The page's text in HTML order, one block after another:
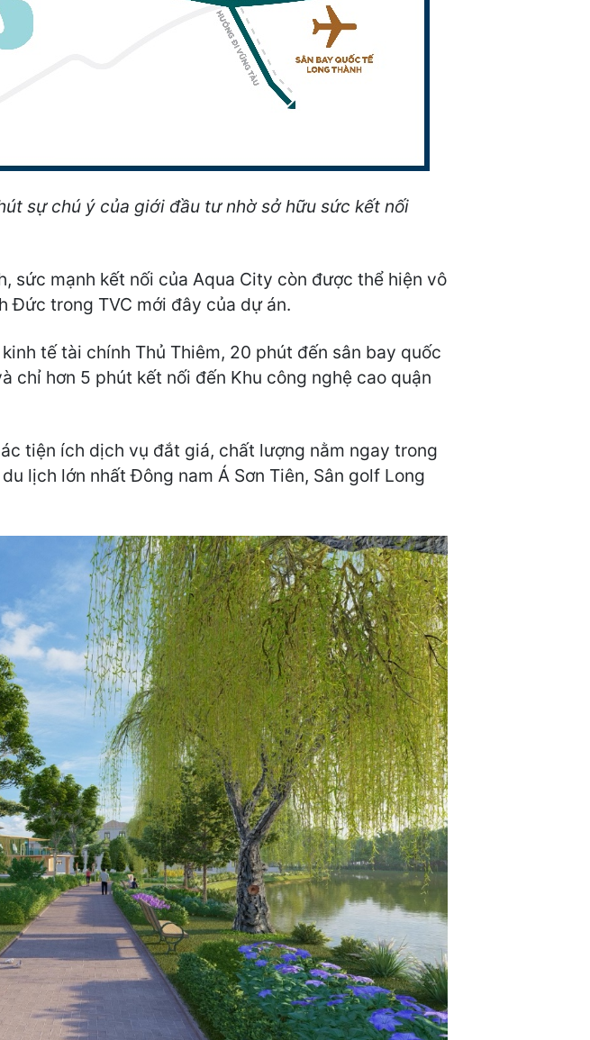
sự chú ý của giới đầu tư nhờ sở hữu sức kết nối
sức mạnh kết nối của Aqua City còn được thể hiện vô
Đức trong TVC mới đây của dự án.
tế tài chính Thủ Thiêm, 20 phút đến sân bay quốc
chỉ hơn 5 phút kết nối đến Khu công nghệ cao quận
tiện ích dịch vụ đắt giá, chất lượng nằm ngay trong
lịch lớn nhất Đông nam Á Sơn Tiên, Sân golf Long